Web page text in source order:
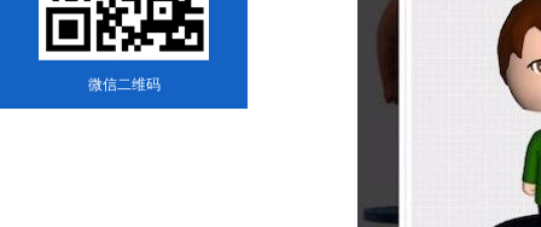
微信二维码